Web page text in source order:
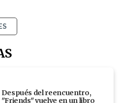
Después del reencuentro,
"Friends" vuelve en un libro